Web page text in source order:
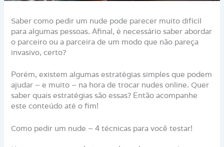
Saber como pedir um nude pode parecer muito difícil
para algumas pessoas. Afinal, é necessário saber abordar
o parceiro ou a parceira de um modo que não pareça
invasivo, certo?
Porém, existem algumas estratégias simples que podem
ajudar – e muito – na hora de trocar nudes online. Quer
saber quais estratégias são essas? Então acompanhe
este conteúdo até o fim!
Como pedir um nude – 4 técnicas para você testar!